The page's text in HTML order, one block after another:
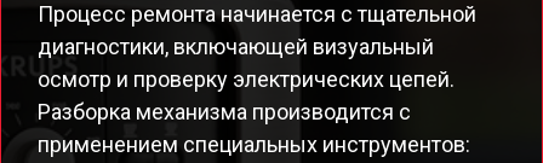
Процесс ремонта начинается с тщательной
диагностики, включающей визуальный
осмотр и проверку электрических цепей.
Разборка механизма производится с
применением специальных инструментов: